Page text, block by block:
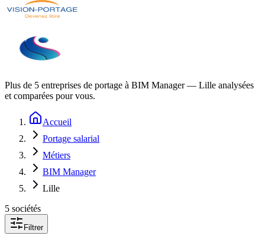
Plus de 5 entreprises de portage à BIM Manager — Lille analysées
et comparées pour vous.
Accueil
Portage salarial
Métiers
BIM Manager
Lille
5 sociétés
Filtrer